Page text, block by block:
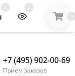
0
0
0
+7 (495) 902-00-69
Прием заказов